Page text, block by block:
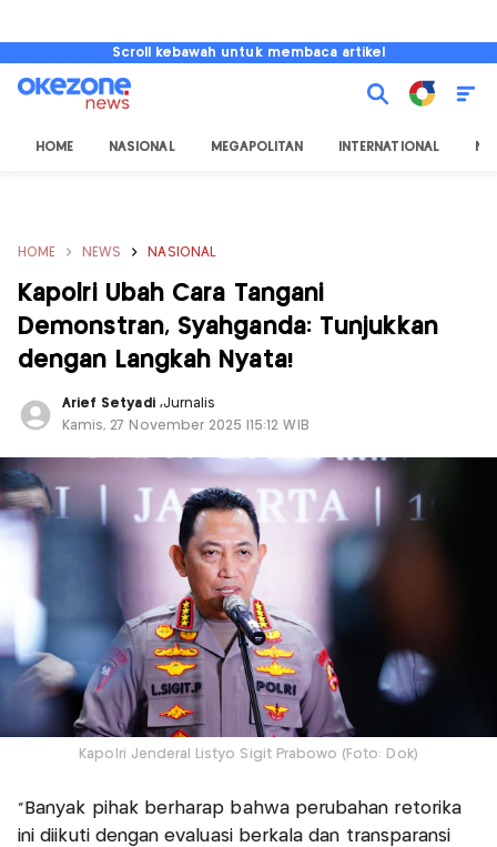
Scroll kebawah untuk membaca artikel
HOME NASIONAL MEGAPOLITAN INTERNATIONAL
HOME NEWS NASIONAL
Kapolri Ubah Cara Tangani
Demonstran, Syahganda: Tunjukkan
dengan Langkah Nyata!
Arief Setyadi ,Jurnalis
Kamis, 27 November 2025 |15:12 WIB
Kapolri Jenderal Listyo Sigit Prabowo (Foto: Dok)
"Banyak pihak berharap bahwa perubahan retorika
ini diikuti dengan evaluasi berkala dan transparansi